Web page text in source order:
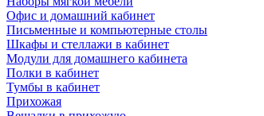
Офис и домашний кабинет
Письменные и компьютерные столы
Шкафы и стеллажи в кабинет
Модули для домашнего кабинета
Полки в кабинет
Тумбы в кабинет
Прихожая